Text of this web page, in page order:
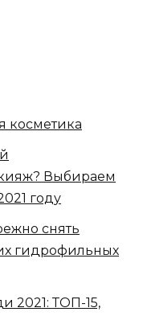
косметика
Выбираем
году
снять
гидрофильных
2021: ТОП-15,